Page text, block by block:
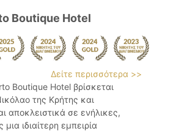
Boutique Hotel
Δείτε περισσότερα >>
Boutique Hotel βρίσκεται
της Κρήτης και
αποκλειστικά σε ενήλικες,
ιδιαίτερη εμπειρία